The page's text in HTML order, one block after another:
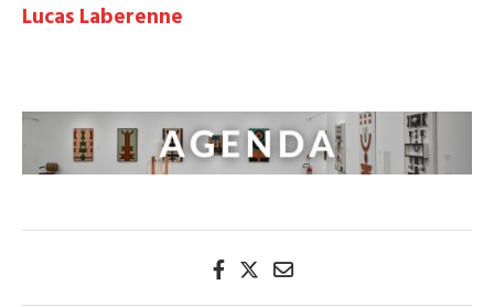
Lucas Laberenne